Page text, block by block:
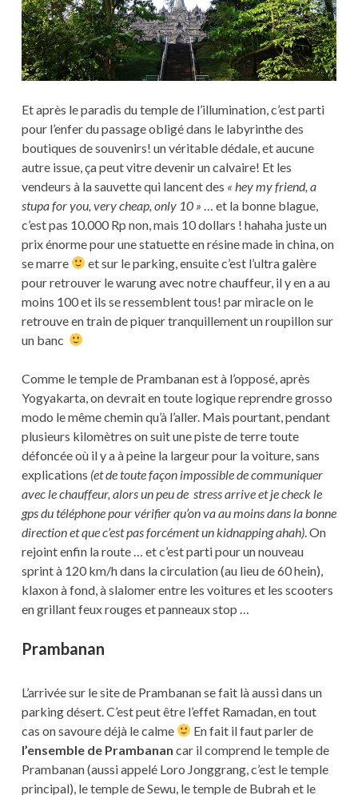
Et après le paradis du temple de l’illumination, c’est parti
pour l’enfer du passage obligé dans le labyrinthe des
boutiques de souvenirs! un véritable dédale, et aucune
autre issue, ça peut vitre devenir un calvaire! Et les
vendeurs à la sauvette qui lancent des « hey my friend, a
stupa for you, very cheap, only 10 » … et la bonne blague,
c’est pas 10.000 Rp non, mais 10 dollars ! hahaha juste un
prix énorme pour une statuette en résine made in china, on
se marre
et sur le parking, ensuite c’est l’ultra galère
pour retrouver le warung avec notre chauffeur, il y en a au
moins 100 et ils se ressemblent tous! par miracle on le
retrouve en train de piquer tranquillement un roupillon sur
un banc
Comme le temple de Prambanan est à l’opposé, après
Yogyakarta, on devrait en toute logique reprendre grosso
modo le même chemin qu’à l’aller. Mais pourtant, pendant
plusieurs kilomètres on suit une piste de terre toute
défoncée où il y a à peine la largeur pour la voiture, sans
explications (et de toute façon impossible de communiquer
avec le chauffeur, alors un peu de stress arrive et je check le
gps du téléphone pour vérifier qu’on va au moins dans la bonne
direction et que c’est pas forcément un kidnapping ahah). On
rejoint enfin la route … et c’est parti pour un nouveau
sprint à 120 km/h dans la circulation (au lieu de 60 hein),
klaxon à fond, à slalomer entre les voitures et les scooters
en grillant feux rouges et panneaux stop …
Prambanan
L’arrivée sur le site de Prambanan se fait là aussi dans un
parking désert. C’est peut être l’effet Ramadan, en tout
cas on savoure déjà le calme
En fait il faut parler de
l’ensemble de Prambanan car il comprend le temple de
Prambanan (aussi appelé Loro Jonggrang, c’est le temple
principal), le temple de Sewu, le temple de Bubrah et le